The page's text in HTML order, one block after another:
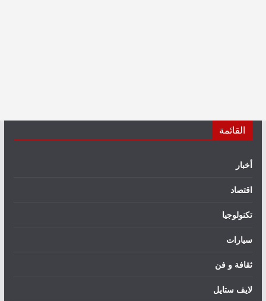
القائمة
أخبار
اقتصاد
تكنولوجيا
سيارات
ثقافة و فن
لايف ستايل